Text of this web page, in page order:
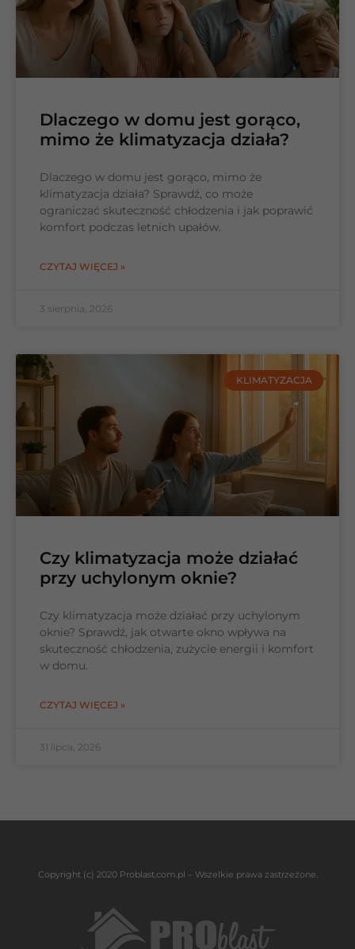
Dlaczego w domu jest gorąco,
mimo że klimatyzacja działa?
Dlaczego w domu jest gorąco, mimo że
klimatyzacja działa? Sprawdź, co może
ograniczać skuteczność chłodzenia i jak poprawić
komfort podczas letnich upałów.
CZYTAJ WIĘCEJ »
3 sierpnia, 2026
KLIMATYZACJA
Czy klimatyzacja może działać
przy uchylonym oknie?
Czy klimatyzacja może działać przy uchylonym
oknie? Sprawdź, jak otwarte okno wpływa na
skuteczność chłodzenia, zużycie energii i komfort
w domu.
CZYTAJ WIĘCEJ »
31 lipca, 2026
Copyright (c) 2020 Problast.com.pl – Wszelkie prawa zastrzeżone.